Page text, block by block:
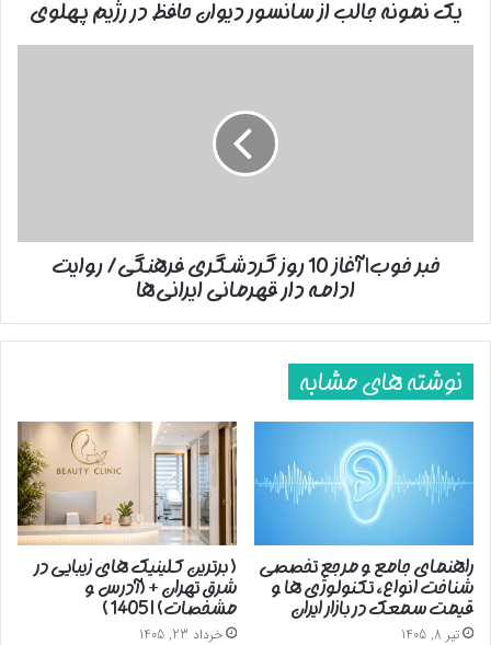
گفتند؛ سردخانه!
پهلوی
یک نمونه جالب از سانسور دیوان حافظ در رژیم پهلوی
ادامه
خبر خوب| آغاز 10 روز گردشگری فرهنگی/ روایت
ادامه دار قهرمانی‌ ایرانی‌ها
نوشته های مشابه
راهنمای جامع و مرجع تخصصی
شناخت انواع، تکنولوژی ها و
قیمت سمعک در بازار ایران
تیر 8, 1405
( برترین کلینیک های زیبایی در
شرق تهران + (آدرس و
مشخصات) | 1405 )
خرداد 23, 1405